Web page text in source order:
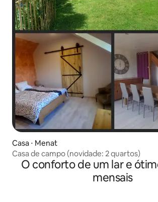
Casa ⋅ Menat
Casa de campo (novidade: 2 quartos)
O conforto de um lar e
mensais